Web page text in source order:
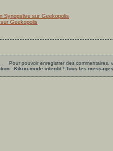
Synopslive sur Geekopolis
Geekopolis
Pour pouvoir enregistrer des commentaires,
: Kikoo-mode interdit ! Tous les